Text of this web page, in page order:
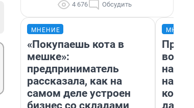
4 676 Обсудить
МНЕНИЕ
«Покупаешь кота в
мешке»:
предприниматель
рассказала, как на
самом деле устроен
бизнес со складами
нам
даже